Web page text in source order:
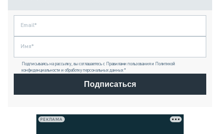
Подписываясь на рассылку, вы соглашаетесь с Правилами пользования и Политикой
конфиденциальности и обработку персональных данных *
Подписаться
РЕКЛАМА